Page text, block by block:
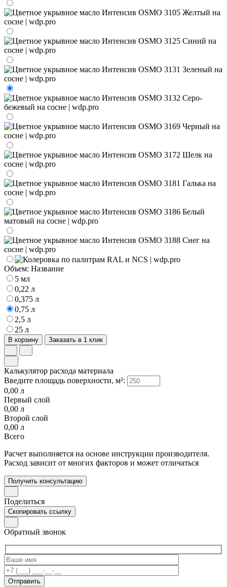
Объем: Название
5 мл
0,22 л
0,375 л
0,75 л
2,5 л
25 л
В корзину Заказать в 1 клик
Калькулятор расхода материала
Введите площадь поверхности, м²:
0,00 л
Первый слой
0,00 л
Второй слой
0,00 л
Всего
Расчет выполняется на основе инструкции производителя.
Расход зависит от многих факторов и может отличаться
Получить консультацию
Поделиться
Скопировать ссылку
Обратный звонок